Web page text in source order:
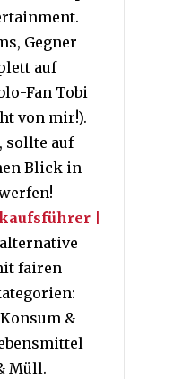
Gegner
auf
Fan Tobi
von mir!).
sollte auf
Blick in
|
fairen
&
Müll.